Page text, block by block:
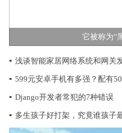
它被称为“
▪ 浅谈智能家居网络系统和网关
▪ 599元安卓手机有多强？配有
▪ Django开发者常犯的7种错误
▪ 多生孩子好打架，究竟谁孩子